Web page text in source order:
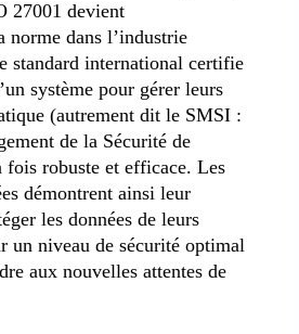
27001 devient
norme dans l’industrie
standard international certifie
système pour gérer leurs
(autrement dit le SMSI :
de la Sécurité de
robuste et efficace. Les
démontrent ainsi leur
les données de leurs
un niveau de sécurité optimal
aux nouvelles attentes de